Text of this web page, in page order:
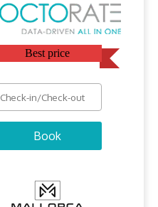
Best price
Book